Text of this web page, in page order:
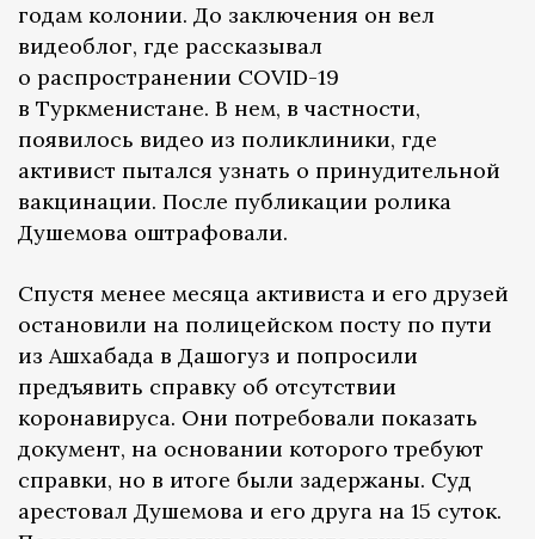
годам колонии. До заключения он вел
видеоблог, где рассказывал
о распространении COVID-19
в Туркменистане. В нем, в частности,
появилось видео из поликлиники, где
активист пытался узнать о принудительной
вакцинации. После публикации ролика
Душемова оштрафовали.
Спустя менее месяца активиста и его друзей
остановили на полицейском посту по пути
из Ашхабада в Дашогуз и попросили
предъявить справку об отсутствии
коронавируса. Они потребовали показать
документ, на основании которого требуют
справки, но в итоге были задержаны. Суд
арестовал Душемова и его друга на 15 суток.